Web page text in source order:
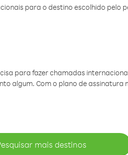
para o destino escolhido pelo
para fazer chamadas
algum. Com o plano de assinatura
mais destinos